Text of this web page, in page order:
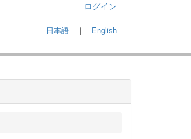
ログイン
日本語 ｜ English